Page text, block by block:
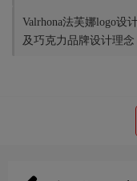
Valrhona法芙娜logo设
及巧克力品牌设计理念